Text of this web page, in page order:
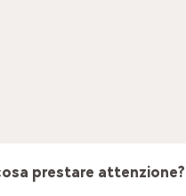
prestare attenzione?